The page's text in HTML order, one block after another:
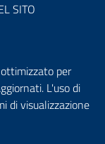
SITO
per
L'uso di
di visualizzazione